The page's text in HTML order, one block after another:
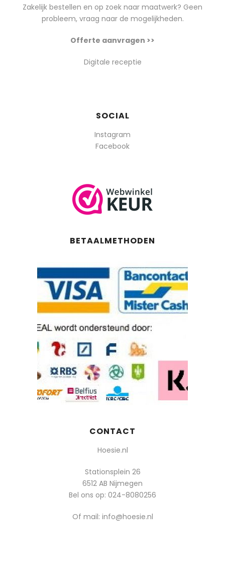
Zakelijk bestellen en op zoek naar maatwerk? Geen
probleem, vraag naar de mogelijkheden.
Offerte aanvragen >>
Digitale receptie
SOCIAL
Instagram
Facebook
BETAALMETHODEN
CONTACT
Hoesie.nl
Stationsplein 26
6512 AB Nijmegen
Bel ons op: 024-8080256
Of mail: info@hoesie.nl